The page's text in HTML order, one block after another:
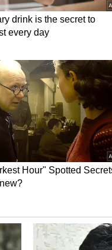
ఈ-కేవైసీ మరింత కీలకంగా
ధృవీకరించుకోవాల్సి